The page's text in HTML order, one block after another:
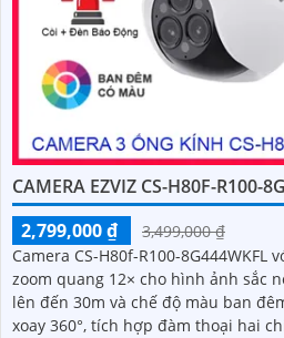
CAMERA EZVIZ CS-H80F-R100-
2,799,000 ₫
3,499,000 ₫
Camera CS-H80f-R100-
zoom quang 12× cho hình ảnh sắc
lên đến 30m và chế độ màu ban
xoay 360°, tích hợp đàm thoại hai